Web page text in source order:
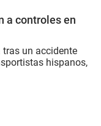
a controles en
un accidente
hispanos,